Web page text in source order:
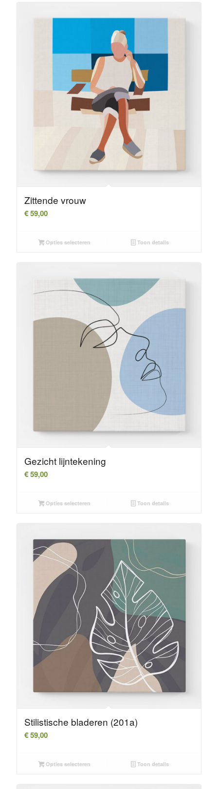
Zittende vrouw
€59,00
Opties selecteren Toon details
Gezicht lijntekening
€59,00
Opties selecteren Toon details
Stilistische bladeren (201a)
€59,00
Opties selecteren Toon details